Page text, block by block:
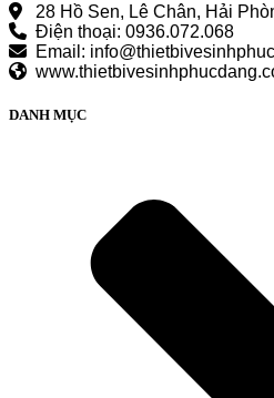
28 Hồ Sen, Lê Chân, Hải
Điện thoại: 0936.072.068
Email:
DANH MỤC